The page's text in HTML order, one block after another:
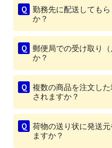
勤務先に配送しても
か？
郵便局での受け取り
か？
複数の商品を注文し
されますか？
荷物の送り状に発送
ますか？